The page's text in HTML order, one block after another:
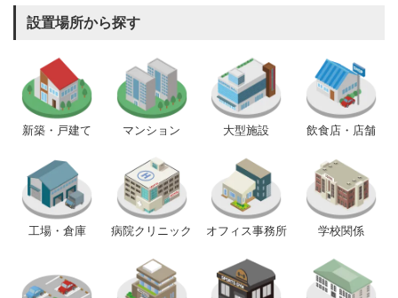
設置場所から探す
新築・戸建て マンション 大型施設 飲食店・店舗
工場・倉庫 病院クリニック オフィス事務所 学校関係